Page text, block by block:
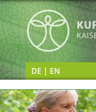
DE | EN